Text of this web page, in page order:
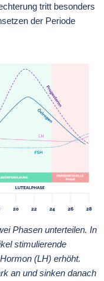
tritt besonders
der Periode
Phasen unterteilen. In
stimulierende
(LH) erhöht.
an und sinken danach